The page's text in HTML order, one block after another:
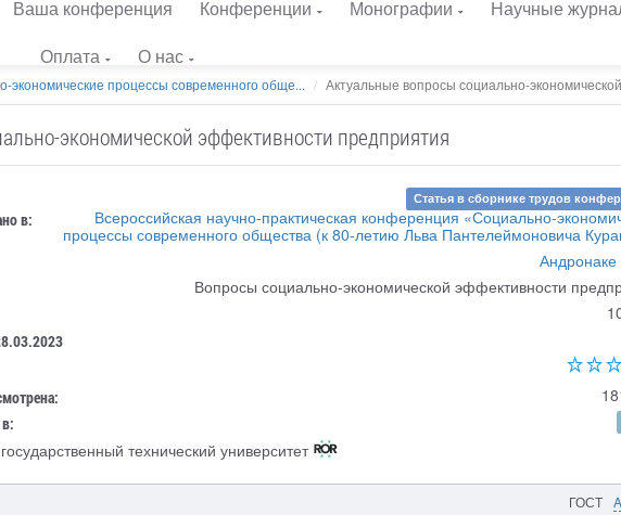
Ваша конференция Конференции Монографии
Научные
Оплата
О нас
экономические процессы современного обще... Актуальные вопросы социально-
экономической эффективности предприятия
Статья в сборнике трудов
в:
Всероссийская научно-практическая конференция «Социально-
процессы современного общества (к 80-летию Льва Пантелеймоновича
Вопросы социально-экономической эффективности
технический университет
ГОСТ